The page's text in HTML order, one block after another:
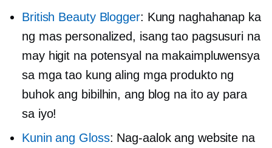
British Beauty Blogger: Kung naghahanap ka
ng mas personalized, isang tao pagsusuri na
may higit na potensyal na makaimpluwensya
sa mga tao kung aling mga produkto ng
buhok ang bibilhin, ang blog na ito ay para
sa iyo!
Kunin ang Gloss: Nag-aalok ang website na